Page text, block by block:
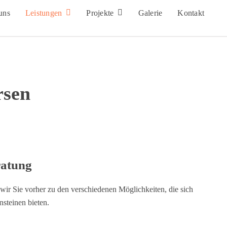
Leistungen Projekte Galerie Kontakt
Sie vorher zu den verschiedenen Möglichkeiten, die sich
bieten.